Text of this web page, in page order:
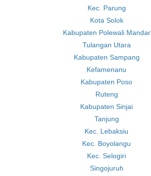
Kec. Parung
Kota Solok
Kabupaten Polewali Mandar
Tulangan Utara
Kabupaten Sampang
Kefamenanu
Kabupaten Poso
Ruteng
Kabupaten Sinjai
Tanjung
Kec. Lebaksiu
Kec. Boyolangu
Kec. Selogiri
Singojuruh